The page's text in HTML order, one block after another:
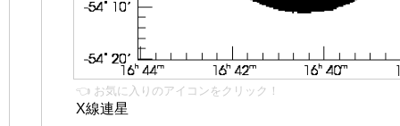
👈 お気に入りのアイコンをクリック！
X線連星